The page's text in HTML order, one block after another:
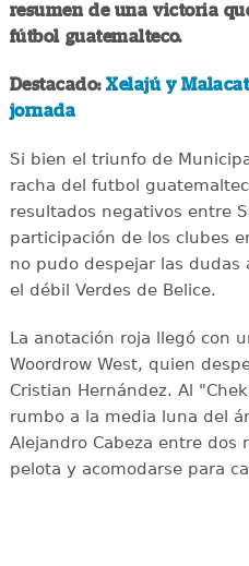
resumen de una victoria
fútbol guatemalteco.
Destacado:Xelajú y
jornada
Si bien el triunfo de
racha del futbol
resultados negativos entre
participación de los clubes
no pudo despejar las
el débil Verdes de Belice.
La anotación roja llegó con
Woordrow West, quien
Cristian Hernández. Al
rumbo a la media luna del
Alejandro Cabeza entre dos
pelota y acomodarse para